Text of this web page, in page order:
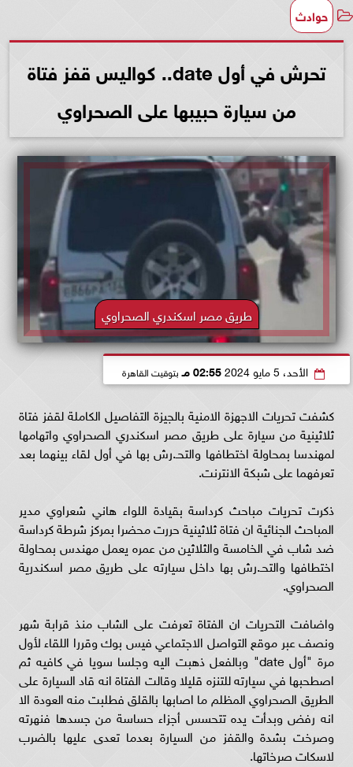
حوادث
تحرش في أول date.. كواليس قفز فتاة
من سيارة حبيبها على الصحراوي
طريق مصر اسكندري الصحراوي
الأحد، 5 مايو 2024 02:55 مـ بتوقيت القاهرة
كشفت تحريات الاجهزة الامنية بالجيزة التفاصيل الكاملة لقفز فتاة
ثلاثينية من سيارة على طريق مصر اسكندري الصحراوي واتهامها
لمهندسا بمحاولة اختطافها والتحـ.رش بها في أول لقاء بينهما بعد
تعرفهما على شبكة الانترنت.
ذكرت تحريات مباحث كرداسة بقيادة اللواء هاني شعراوي مدير
المباحث الجنائية ان فتاة ثلاثينية حررت محضرا بمركز شرطة كرداسة
ضد شاب في الخامسة والثلاثين من عمره يعمل مهندس بمحاولة
اختطافها والتحـ.رش بها داخل سيارته على طريق مصر اسكندرية
الصحراوي.
واضافت التحريات ان الفتاة تعرفت على الشاب منذ قرابة شهر
ونصف عبر موقع التواصل الاجتماعي فيس بوك وقررا اللقاء لأول
مرة "أول date" وبالفعل ذهبت اليه وجلسا سويا في كافيه ثم
اصطحبها في سيارته للتنزه قليلا وقالت الفتاة انه قاد السيارة على
الطريق الصحراوي المظلم ما اصابها بالقلق فطلبت منه العودة الا
انه رفض وبدأت يده تتحسس أجزاء حساسة من جسدها فنهرته
وصرخت بشدة والقفز من السيارة بعدما تعدى عليها بالضرب
لاسكات صرخاتها.